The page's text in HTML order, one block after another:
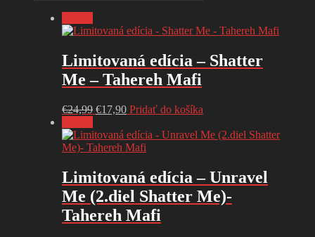
Limitovaná edícia – Shatter
Me – Tahereh Mafi
€24,99 Pôvodná
bola:
€24,99.
€17,90Aktuálna
je:
€17,90.
Pridať do košíka
Limitovaná edícia – Unravel
Me (2.diel Shatter Me)-
Tahereh Mafi